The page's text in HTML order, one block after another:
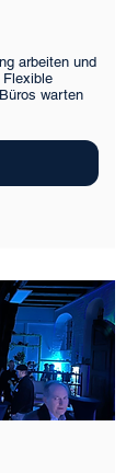
arbeiten und
warten